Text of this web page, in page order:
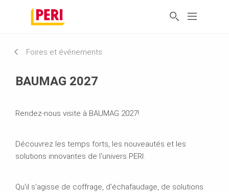
Foires et événements
BAUMAG 2027
Rendez-nous visite à BAUMAG 2027!
Découvrez les temps forts, les nouveautés et les
solutions innovantes de l'univers PERI.
Qu'il s'agisse de coffrage, d'échafaudage, de solutions